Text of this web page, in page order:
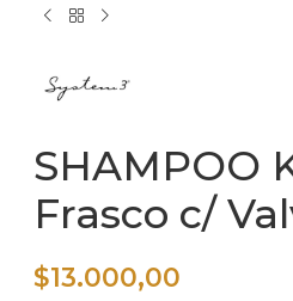
SHAMPOO
Frasco c/
$13.000,00